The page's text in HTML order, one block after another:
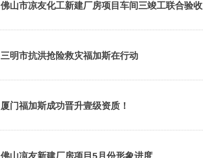
佛山市凉友化工新建厂房项目车间三竣工联合验收
三明市抗洪抢险救灾福加斯在行动
厦门福加斯成功晋升壹级资质！
佛山凉友新建厂房项目5月份形象进度